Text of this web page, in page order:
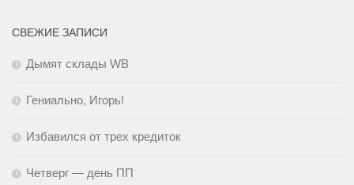
СВЕЖИЕ ЗАПИСИ
Дымят склады WB
Гениально, Игорь!
Избавился от трех кредиток
Четверг — день ПП